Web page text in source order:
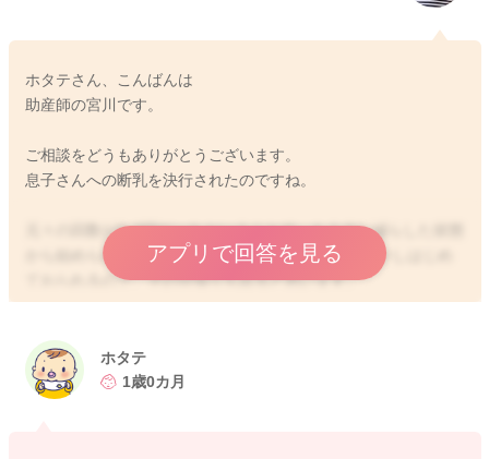
ホタテさん、こんばんは
助産師の宮川です。
ご相談をどうもありがとうございます。
息子さんへの断乳を決行されたのですね。
元々の回数が2~3回だったということで、もう少し減らした状態
から始められていた方が楽だったかと思います。しかしはじめ
ておられるので、その分張りも出ると思います。
ホタテさんのお胸の状態がわからないこともありますので、抱
らに時間を明けて絞っていくようにされるのもいいと思いま
す。そうして絞る感覚をさらに開けていき、まる3日触らないで
アプリで回答を見る
ホタテ
1歳0カ月